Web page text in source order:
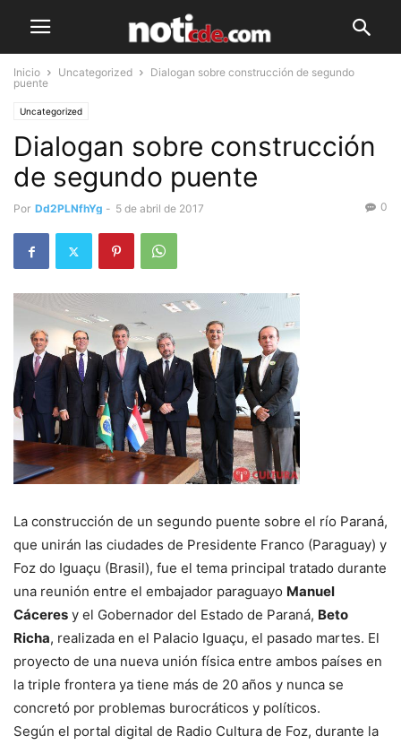
Inicio Uncategorized
Dialogan sobre construcción de segundo
puente
Uncategorized
Dialogan sobre construcción
de segundo puente
Por Dd2PLNfhYg - 5 de abril de 2017 0
La construcción de un segundo puente sobre el río Paraná,
que unirán las ciudades de Presidente Franco (Paraguay) y
Foz do Iguaçu (Brasil), fue el tema principal tratado durante
una reunión entre el embajador paraguayo Manuel
Cáceres y el Gobernador del Estado de Paraná, Beto
Richa, realizada en el Palacio Iguaçu, el pasado martes. El
proyecto de una nueva unión física entre ambos países en
la triple frontera ya tiene más de 20 años y nunca se
concretó por problemas burocráticos y políticos.
Según el portal digital de Radio Cultura de Foz, durante la